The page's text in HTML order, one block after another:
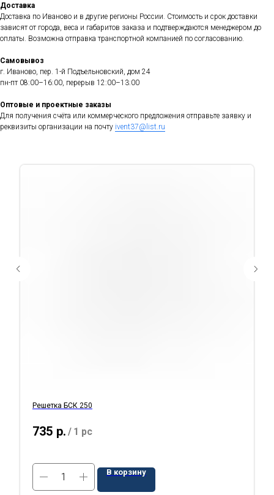
Доставка
Доставка по Иваново и в другие регионы России. Стоимость и срок доставки
зависят от города, веса и габаритов заказа и подтверждаются менеджером до
оплаты. Возможна отправка транспортной компанией по согласованию.
Самовывоз
г. Иваново, пер. 1-й Подъельновский, дом 24
пн-пт 08:00–16:00, перерыв 12:00–13:00
Оптовые и проектные заказы
Для получения счёта или коммерческого предложения отправьте заявку и
реквизиты организации на почту ivent37@list.ru
Решетка БСК 250
735 р. / 1 pc
В корзину